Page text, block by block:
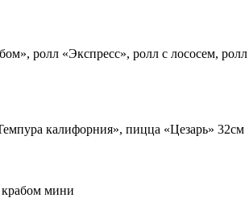
ролл «Экспресс», ролл с лососем,
калифорния», пицца «Цезарь» 32см
мини